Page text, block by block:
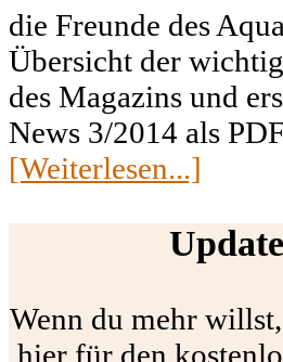
die Freunde des
Übersicht der
des Magazins und
News 3/2014 als
[Weiterlesen...]
Wenn du mehr
hier für den